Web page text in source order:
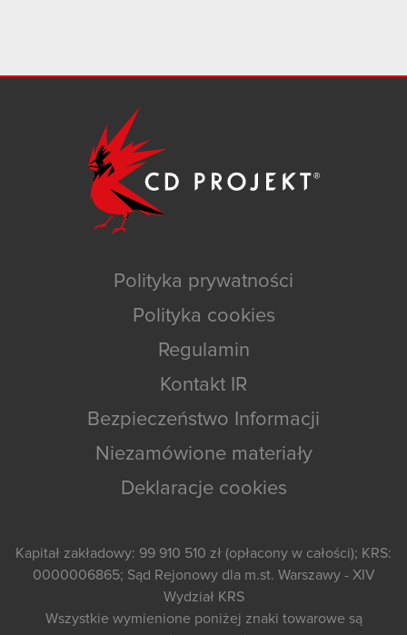
Polityka prywatności
Polityka cookies
Regulamin
Kontakt IR
Bezpieczeństwo Informacji
Niezamówione materiały
Deklaracje cookies
Kapitał zakładowy: 99 910 510 zł (opłacony w całości); KRS:
0000006865; Sąd Rejonowy dla m.st. Warszawy - XIV
Wydział KRS
Wszystkie wymienione poniżej znaki towarowe są